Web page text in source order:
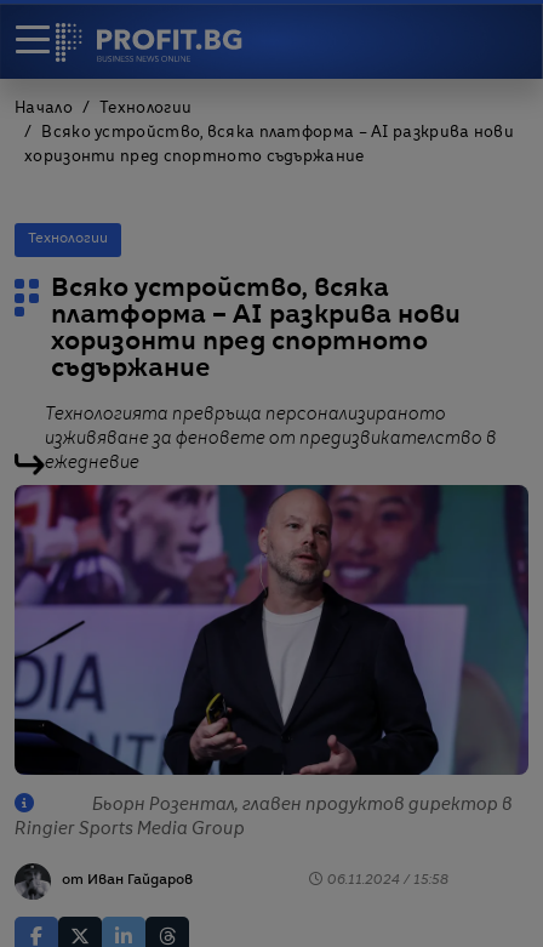
Начало
Технологии
Всяко устройство, всяка платформа – AI разкрива нови
хоризонти пред спортното съдържание
Технологии
Всяко устройство, всяка
платформа – AI разкрива нови
хоризонти пред спортното
съдържание
Технологията превръща персонализираното
изживяване за феновете от предизвикателство в
ежедневие
Бьорн Розентал, главен продуктов директор в
Ringier Sports Media Group
от Иван Гайдаров 06.11.2024 / 15:58